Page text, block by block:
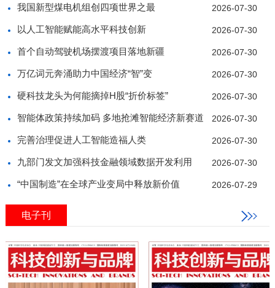
我国新型煤电机组创四项世界之最 2026-07-30
以人工智能赋能高水平科技创新 2026-07-30
首个自动驾驶机场摆渡项目落地新疆 2026-07-30
万亿词元奔涌助力中国经济“智”变 2026-07-30
硬科技龙头为何能摘掉H股“折价标签” 2026-07-30
智能体政策持续加码 多地抢滩智能经济新赛道 2026-07-30
完善治理促进人工智能造福人类 2026-07-30
九部门发文加强科技金融领域数据开发利用 2026-07-30
“中国制造”在全球产业变局中释放新价值 2026-07-29
电子刊